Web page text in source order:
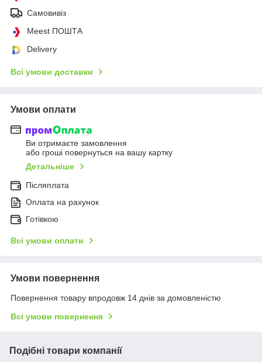
Самовивіз
Meest ПОШТА
Delivery
Всі умови доставки
Умови оплати
Ви отримаєте замовлення
або гроші повернуться на вашу картку
Детальніше
Післяплата
Оплата на рахунок
Готівкою
Всі умови оплати
Умови повернення
Повернення товару впродовж 14 днів за домовленістю
Всі умови повернення
Подібні товари компанії